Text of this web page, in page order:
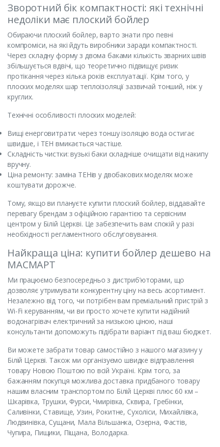
Зворотний бік компактності: які технічні
недоліки має плоский бойлер
Обираючи плоский бойлер, варто знати про певні
компроміси, на які йдуть виробники заради компактності.
Через складну форму з двома баками кількість зварних швів
збільшується вдвічі, що теоретично підвищує ризик
протікання через кілька років експлуатації. Крім того, у
плоских моделях шар теплоізоляції зазвичай тонший, ніж у
круглих.
Технічні особливості плоских моделей:
Вищі енерговитрати: через тоншу ізоляцію вода остигає
швидше, і ТЕН вмикається частіше.
Складність чистки: вузькі баки складніше очищати від накипу
вручну.
Ціна ремонту: заміна ТЕНів у двобакових моделях може
коштувати дорожче.
Тому, якщо ви плануєте купити плоский бойлер, віддавайте
перевагу брендам з офіційною гарантією та сервісним
центром у Білій Церкві. Це забезпечить вам спокій у разі
необхідності регламентного обслуговування.
Найкраща ціна: купити бойлер дешево на
МАСМАРТ
Ми працюємо безпосередньо з дистриб’юторами, що
дозволяє утримувати конкурентну ціну на весь асортимент.
Незалежно від того, чи потрібен вам преміальний пристрій з
Wi-Fi керуванням, чи ви просто хочете купити надійний
водонагрівач електричний за низькою ціною, наші
консультанти допоможуть підібрати варіант під ваш бюджет.
Ви можете забрати товар самостійно з нашого магазину у
Білій Церкві. Також ми організуємо швидке відправлення
товару Новою Поштою по всій Україні. Крім того, за
бажанням покупця можлива доставка придбаного товару
нашим власним транспортом по Білій Церкві плюс 60 км –
Шкарівка, Трушки, Фурси, Чмирівка, Сквира, Гребінки,
Саливінки, Ставище, Узин, Рокитне, Сухоліси, Михайлівка,
Людвинівка, Сущани, Мала Вільшанка, Озерна, Фастів,
Чупира, Пищики, Піщана, Володарка.